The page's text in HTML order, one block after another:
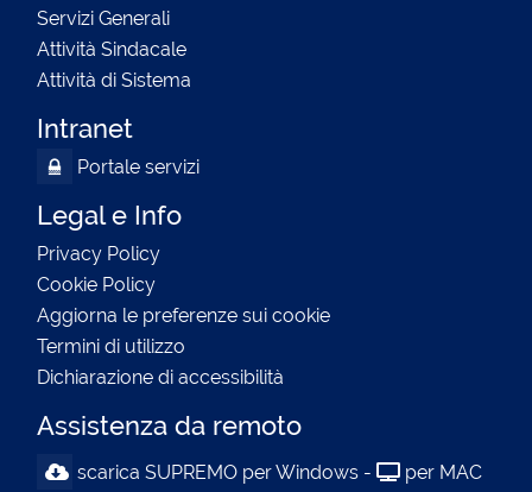
Servizi Generali
Attività Sindacale
Attività di Sistema
Intranet
Portale servizi
Legal e Info
Privacy Policy
Cookie Policy
Aggiorna le preferenze sui cookie
Termini di utilizzo
Dichiarazione di accessibilità
Assistenza da remoto
scarica SUPREMO per Windows - per MAC